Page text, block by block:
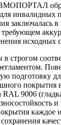
инвалидных
заключалась
исходных
строгом
подготовку
покрытия
9006
каждое